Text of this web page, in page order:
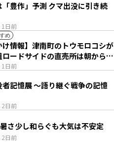
1日前
測 クマ出没に引き続
め
1日前
け情報】津南町のトウモロコシが
ードサイドの直売所は朝から長
2日前
記憶展 ～語り継ぐ戦争の記憶
2日前
8日(土)以降 暑さ少し和らぐも大気は不安定